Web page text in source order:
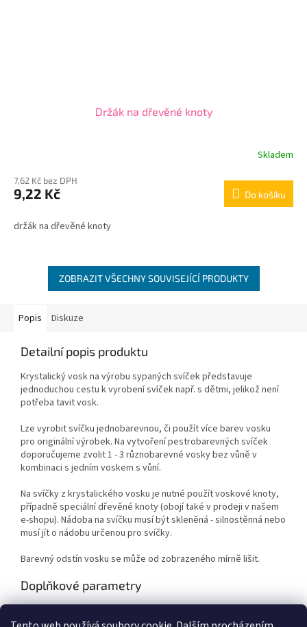
Držák na dřevěné knoty
produktu
je
z
Skladem
7,62 Kč bez DPH
9,22 Kč Do košíku
držák na dřevěné knoty
ZOBRAZIT VŠECHNY SOUVISEJÍCÍ PRODUKTY
Popis Diskuze
Detailní popis produktu
Krystalický vosk na výrobu sypaných svíček představuje
jednoduchou cestu k vyrobení svíček např. s dětmi, jelikož není
potřeba tavit vosk.
Lze vyrobit svíčku jednobarevnou, či použít více barev vosku
pro originální výrobek. Na vytvoření pestrobarevných svíček
doporučujeme zvolit 1 - 3 různobarevné vosky bez vůně v
kombinaci s jedním voskem s vůní.
Na svíčky z krystalického vosku je nutné použít voskové knoty,
případně speciální dřevěné knoty (obojí také v prodeji v našem
e-shopu). Nádoba na svíčku musí být skleněná - silnostěnná nebo
musí jít o nádobu určenou pro svíčky.
Barevný odstín vosku se může od zobrazeného mírně lišit.
Doplňkové parametry